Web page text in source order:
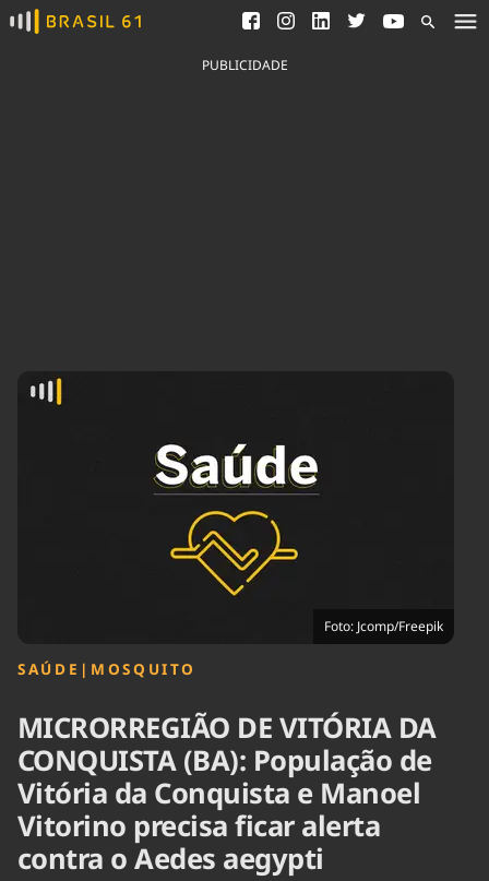
Ver todas as notícias
Saneamento
Indicadores
Agronegócios
Economia
Educação
Infraestrutura
Internacional
Política
Saúde
Tempo
PUBLICIDADE
Foto: Jcomp/Freepik
SAÚDE | MOSQUITO
MICRORREGIÃO DE VITÓRIA DA
CONQUISTA (BA): População de
Vitória da Conquista e Manoel
Vitorino precisa ficar alerta
contra o Aedes aegypti